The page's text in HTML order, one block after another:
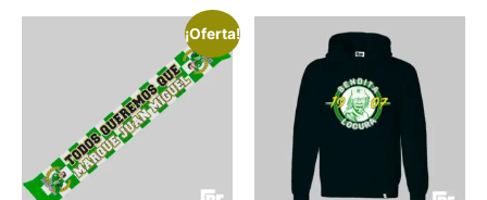
¡Oferta!